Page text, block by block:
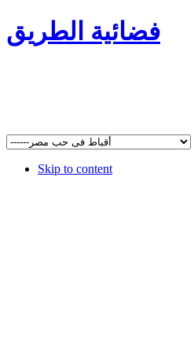
فضائية الطريق
Skip to content